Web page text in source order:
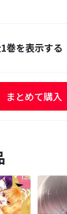
巻を表示する
まとめて購入